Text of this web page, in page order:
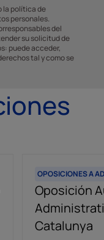
la política de
personales.
del
su solicitud de
puede acceder,
tal y como se
OPOSICIONES A
Oposición
Catalunya